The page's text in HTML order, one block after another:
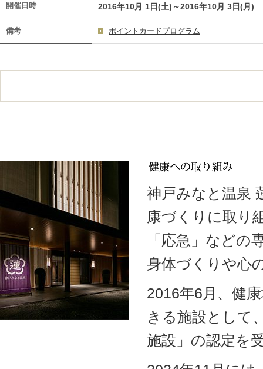
開催日時 2016年10月 1日(土)～2016年10月 3日(月)
備考 ポイントカードプログラム
神戸みなと温泉
康づくりに取り
「応急」など
身体づくりや心
2016年6月、健
きる施設として
施設」の認定を